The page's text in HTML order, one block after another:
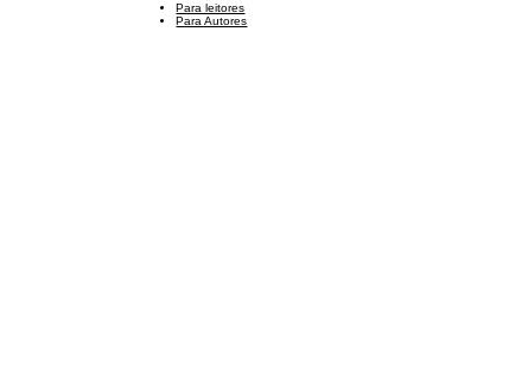
Para leitores
Para Autores